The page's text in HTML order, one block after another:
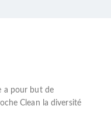
a pour but de
Clean la diversité